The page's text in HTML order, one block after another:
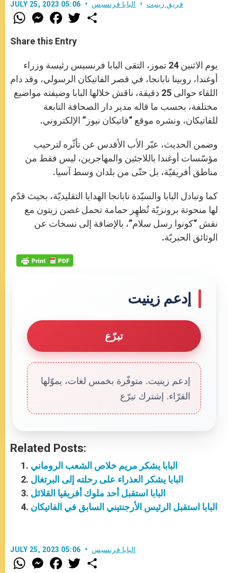
JULY 25, 2023 05:06 فريق زينيت البابا فرنسيس
W
h
t
s
p
p
M
e
s
e
g
e
r
F
a
e
b
k
w
Share this Entry
يوم الاثنين 24 تموز، التقى البابا فرنسيس رئيسة وزراء
أوغندا، روبينا نابانجا، في قصر الفاتيكان الرسولي، وقد دام
اللقاء حوالى 25 دقيقة، ناقش خلالها البابا وضيفته مواضيع
مختلفة، بحسب ما قاله مدير دار الصحافة التابعة
للفاتيكان، ونشره موقع “فاتيكان نيوز” الإلكتروني.
وضمن الحديث، عبّر الأب الأقدس عن تأثّره لترحيب
مؤسّسات أوغندا باللاجئين والمهاجرين، ليس فقط من
مناطق أفريقيّة، بل حتّى من بلدان وسط آسيا.
كما وتبادل البابا والسيّدة نابانجا الهدايا التقليديّة، بحيث قدّم
لها منحوتة برونزيّة تُظهِر حمامة تحمل غصن زيتون مع
نقش “كونوا رسل سلام”، بالإضافة إلى نسخات عن
الوثائق الحبريّة.
إدعم زينيت
تبرّع
إدعم زينيت. متوفّرة بخمس لغات، يموّلها
القرّاء. إشترك تبرّع
Related Posts:
البابا يشكر مريم خلاص الشعب الروماني
البابا يشكر العذراء على رحلته إلى البرتغال
البابا استقبل أحد ملوك أفريقيا القلائل
البابا استقبل الرئيس الأرجنتيني السابق في الفاتيكان
JULY 25, 2023 05:06 البابا فرنسيس
W
h
M
e
F
a w